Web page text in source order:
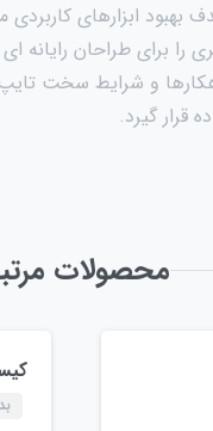
بهبود ابزارهای
را برای طراحان
و شرایط سخت
قرار گیرد.
محصولات